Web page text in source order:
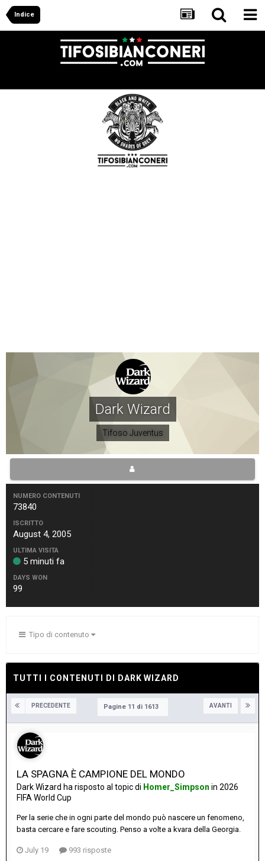
Indice
Dark Wizard
Tifoso Juventus
NUMERO CONTENUTI
73840
ISCRITTO
August 4, 2005
ULTIMA VISITA
5 minuti fa
DAYS WON
99
Tipo di contenuto
TUTTI I CONTENUTI DI DARK WIZARD
PRECEDENTE AVANTI
Pagine 11 di 1613
LA SPAGNA È CAMPIONE DEL MONDO
Dark Wizard ha risposto al topic di Homer_Simpson in 2026
FIFA World Cup
Per la serie che in ogni parte del mondo può nascere un fenomeno,
basta cercare e fare scouting. Penso a volte a kvara della Georgia.
July 19 993 risposte